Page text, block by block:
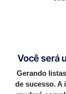
Você será
Gerando
de sucesso. A